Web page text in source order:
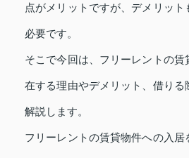
点がメリットですが、デメリッ
必要です。
そこで今回は、フリーレントの
在する理由やデメリット、借りる
解説します。
フリーレントの賃貸物件への入